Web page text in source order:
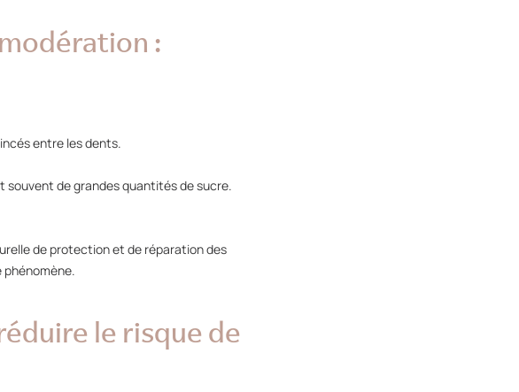
:
entre les dents.
souvent de grandes quantités de sucre.
de protection et de réparation des
le risque de